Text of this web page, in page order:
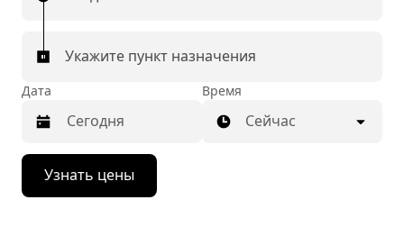
Укажите пункт назначения
Дата
Нажмите
стрелку
вниз,
Время
Сейчас
Узнать цены